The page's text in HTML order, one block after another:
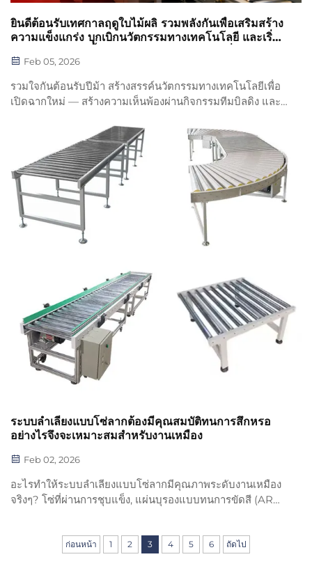
ยินดีต้อนรับเทศกาลฤดูใบไม้ผลิ รวมพลังกันเพื่อเสริมสร้าง
ความแข็งแกร่ง บุกเบิกนวัตกรรมทางเทคโนโลยี และเริ่ม
เทศกาลฤดูใบไม้ผลิของบริษัทสิ้นสุดลงอย่างสมบูรณ์แบบ
Feb 05, 2026
รวมใจกันต้อนรับปีม้า สร้างสรรค์นวัตกรรมทางเทคโนโลยีเพื่อ
เปิดฉากใหม่ — สร้างความเห็นพ้องผ่านกิจกรรมทีมบิลดิง และ
ผลิเปิดบทใหม่แห่งการเติบโต และทุกสิ่งทุกอย่างก็เปลี่ยนแปลง
ไปสู่ความสดใหม่...
ระบบลำเลียงแบบโซ่ลากต้องมีคุณสมบัติทนการสึกหรอ
อย่างไรจึงจะเหมาะสมสำหรับงานเหมือง
Feb 02, 2026
อะไรทำให้ระบบลำเลียงแบบโซ่ลากมีคุณภาพระดับงานเหมือง
จริงๆ? โซ่ที่ผ่านการชุบแข็ง, แผ่นบุรองแบบทนการขัดสี (AR
การสึกหรอที่จำเป็นต้องมีได้เลยวันนี้
ก่อนหน้า 1 2 3 4 5 6 ถัดไป